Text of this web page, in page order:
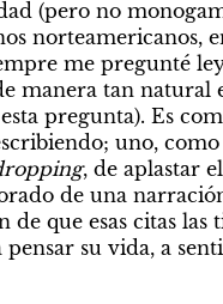
(pero no
norteamericanos,
me pregunté
manera tan natural
pregunta). Es
uno,
, de aplastar
de una
de que esas citas
su vida, a